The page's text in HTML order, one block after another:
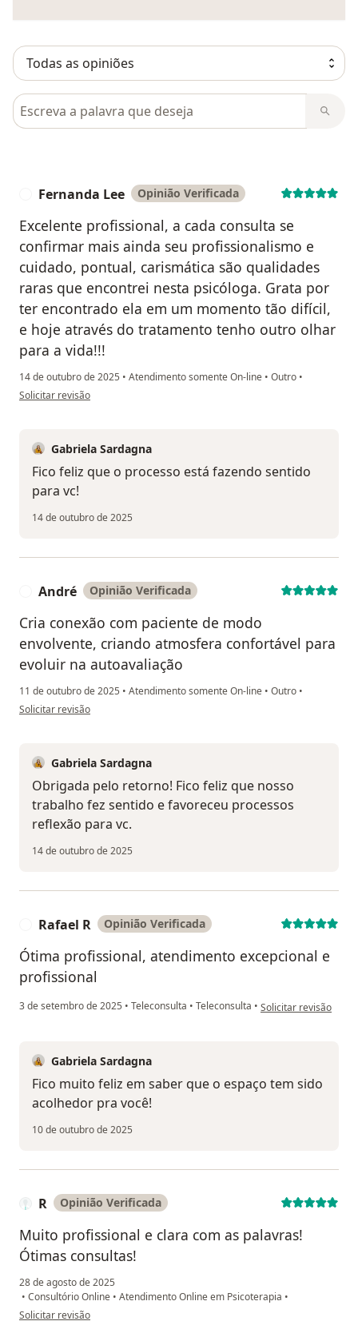
Pesquisar em opiniões
Fernanda Lee Opinião Verificada
Excelente profissional, a cada consulta se
confirmar mais ainda seu profissionalismo e
cuidado, pontual, carismática são qualidades
raras que encontrei nesta psicóloga. Grata por
ter encontrado ela em um momento tão difícil,
e hoje através do tratamento tenho outro olhar
para a vida!!!
14 de outubro de 2025 • Atendimento somente On-line • Outro •
na opinião do utilizador Fernanda Lee
Solicitar revisão
Gabriela Sardagna
Fico feliz que o processo está fazendo sentido
para vc!
14 de outubro de 2025
André Opinião Verificada
Cria conexão com paciente de modo
envolvente, criando atmosfera confortável para
evoluir na autoavaliação
11 de outubro de 2025 • Atendimento somente On-line • Outro •
na opinião do utilizador André
Solicitar revisão
Gabriela Sardagna
Obrigada pelo retorno! Fico feliz que nosso
trabalho fez sentido e favoreceu processos
reflexão para vc.
14 de outubro de 2025
Rafael R Opinião Verificada
Ótima profissional, atendimento excepcional e
profissional
3 de setembro de 2025 • Teleconsulta • Teleconsulta • na opinião do
Solicitar revisão
Gabriela Sardagna
Fico muito feliz em saber que o espaço tem sido
acolhedor pra você!
10 de outubro de 2025
R Opinião Verificada
Muito profissional e clara com as palavras!
Ótimas consultas!
28 de agosto de 2025
• Consultório Online • Atendimento Online em Psicoterapia •
na opinião do utilizador R
Solicitar revisão